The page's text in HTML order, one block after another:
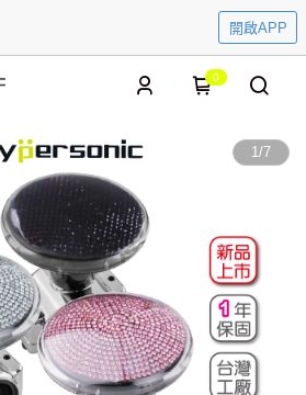
開啟APP
0
1/7